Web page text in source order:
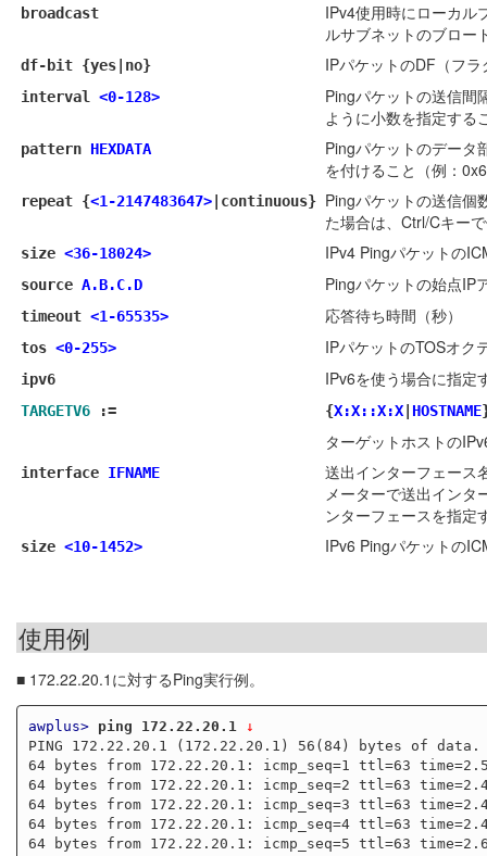
broadcast
IPv4使用時にローカル
ルサブネットのブロー
df-bit {yes|no} IPパケットのDF（フ
interval <0-128>
Pingパケットの送信間
ように小数を指定する
pattern HEXDATA
Pingパケットのデータ
を付けること（例：
repeat {<1-2147483647> |continuous} Pingパケットの送信個
た場合は、Ctrl/Cキー
size <36-18024> IPv4 Pingパケットの
source A.B.C.D Pingパケットの始点IP
timeout <1-65535> 応答待ち時間（秒）
tos <0-255> IPパケットのTOSオク
ipv6 IPv6を使う場合に指定
TARGETV6 := {X:X::X:X HOSTNAME
ターゲットホストの
interface IFNAME
送出インターフェース
メーターで送出インタ
ンターフェースを指定
size <10-1452> IPv6 Pingパケットの
使用例
■ 172.22.20.1に対するPing実行例。
awplus> ping 172.22.20.1
↓
PING 172.22.20.1 (172.22.20.1) 56(84) bytes of data.
64 bytes from 172.22.20.1: icmp_seq=1 ttl=63
64 bytes from 172.22.20.1: icmp_seq=2 ttl=63
64 bytes from 172.22.20.1: icmp_seq=3 ttl=63
64 bytes from 172.22.20.1: icmp_seq=4 ttl=63
64 bytes from 172.22.20.1: icmp_seq=5 ttl=63